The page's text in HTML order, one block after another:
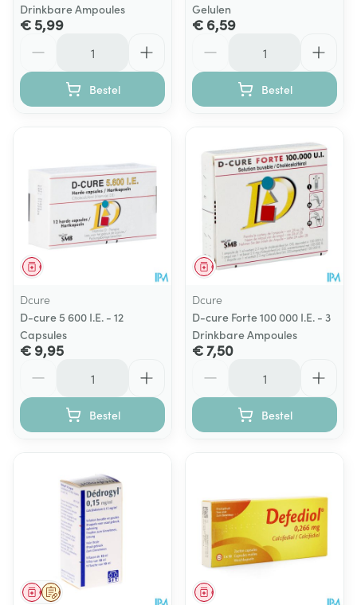
Drinkbare Ampoules
€ 5,99
Bestel
Gelulen
€ 6,59
Bestel
Geneesmiddel
Dcure
D-cure 5 600 I.E. - 12
Capsules
€ 9,95
Bestel
Geneesmiddel
Dcure
D-cure Forte 100 000 I.E. - 3
Drinkbare Ampoules
€ 7,50
Bestel
Op voorschrift
Geneesmiddel Geneesmiddel